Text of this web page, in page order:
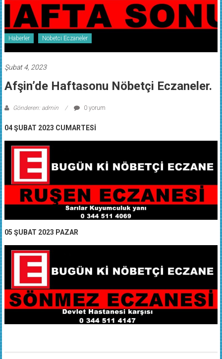
Haberler Nöbetci Eczaneler
Şubat 4, 2023
Afşin’de Haftasonu Nöbetçi Eczaneler.
Gönderen: admin 0 yorum
04 ŞUBAT 2023 CUMARTESİ
05 ŞUBAT 2023 PAZAR